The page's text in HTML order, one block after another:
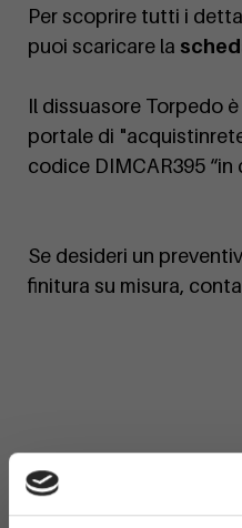
Per scoprire tutti i
puoi scaricare la
Il dissuasore Torpedo
portale di
codice DIMCAR395
Se desideri un
finitura su misura,